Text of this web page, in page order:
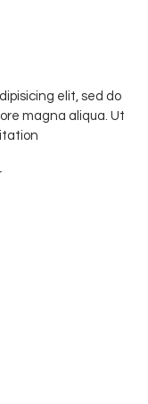
elit, sed do
magna aliqua. Ut